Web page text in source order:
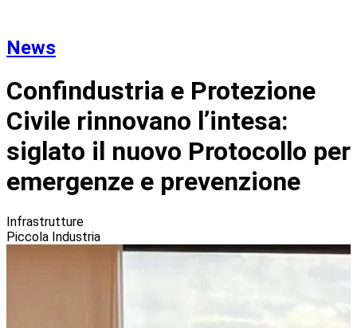
News
Confindustria e Protezione
Civile rinnovano l’intesa:
siglato il nuovo Protocollo per
emergenze e prevenzione
Infrastrutture
Piccola Industria